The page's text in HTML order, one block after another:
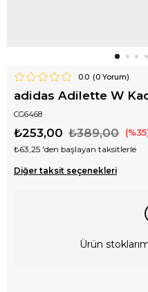
0.0 (0Yorum)
adidas Adilette W
CG6468
₺389,00
₺253,00 35
₺63,25 'den başlayan taksitlerle
Diğer taksit seçenekleri
Ürün